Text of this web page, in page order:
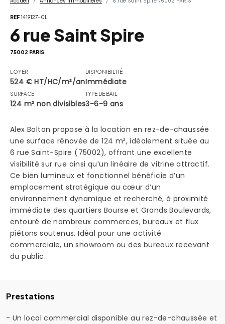
REF1419127-0L
6 rue Saint Spire
75002 PARIS
LOYER
524 € HT/HC/m²/an
SURFACE
124 m² non divisibles
DISPONIBILITÉ
Immédiate
TYPE DE BAIL
3-6-9 ans
Alex Bolton propose à la location en rez-de-chaussée
une surface rénovée de 124 m², idéalement située au
6 rue Saint-Spire (75002), offrant une excellente
visibilité sur rue ainsi qu’un linéaire de vitrine attractif.
Ce bien lumineux et fonctionnel bénéficie d’un
emplacement stratégique au cœur d’un
environnement dynamique et recherché, à proximité
immédiate des quartiers Bourse et Grands Boulevards,
entouré de nombreux commerces, bureaux et flux
piétons soutenus. Idéal pour une activité
commerciale, un showroom ou des bureaux recevant
du public.
Prestations
- Un local commercial disponible au rez-de-chaussée et